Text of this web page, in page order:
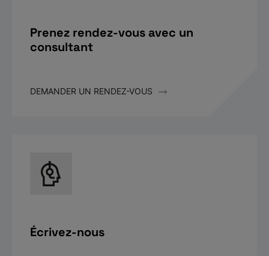
Prenez rendez-vous avec un
consultant
DEMANDER UN RENDEZ-VOUS
Écrivez-nous